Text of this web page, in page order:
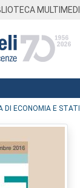
DI ECONOMIA E